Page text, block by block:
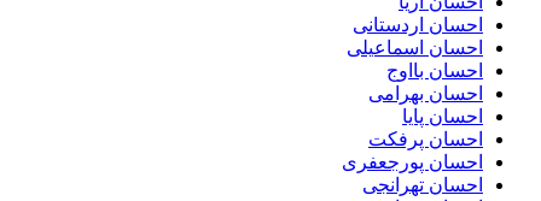
احسان اردستانی
احسان اسماعیلی
احسان بااوج
احسان بهرامی
احسان پایا
احسان پرفکت
احسان پورجعفری
احسان تهرانجی